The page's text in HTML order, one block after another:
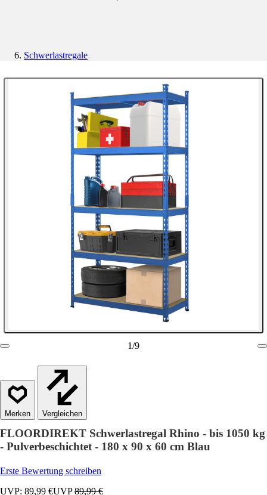
Schwerlastregale
1/9
Vergleichen
FLOORDIREKT Schwerlastregal Rhino - bis 1050 kg
- Pulverbeschichtet - 180 x 90 x 60 cm Blau
Erste Bewertung schreiben
UVP: 89,99 €UVP89,99 €